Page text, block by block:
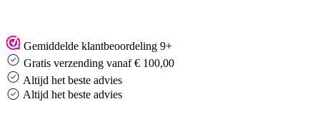
Gemiddelde klantbeoordeling 9+
Gratis verzending vanaf € 100,00
Altijd het beste advies
Altijd het beste advies